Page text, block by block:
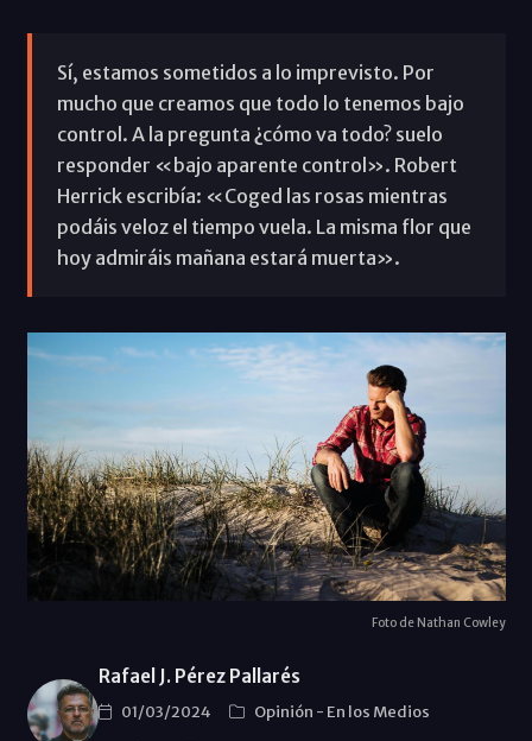
Sí, estamos sometidos a lo imprevisto. Por
mucho que creamos que todo lo tenemos bajo
control. A la pregunta ¿cómo va todo? suelo
responder «bajo aparente control». Robert
Herrick escribía: «Coged las rosas mientras
podáis veloz el tiempo vuela. La misma flor que
hoy admiráis mañana estará muerta».
Foto de Nathan Cowley
Rafael J. Pérez Pallarés
01/03/2024 Opinión - En los Medios